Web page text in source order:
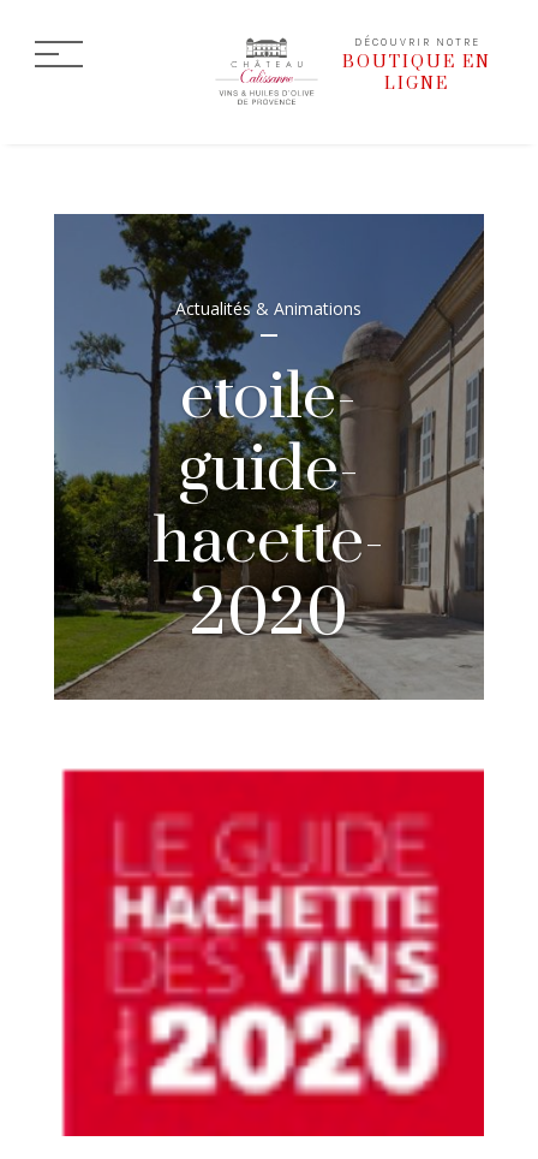
DÉCOUVRIR NOTRE
BOUTIQUE EN
LIGNE
Actualités & Animations
etoile-
guide-
hacette-
2020